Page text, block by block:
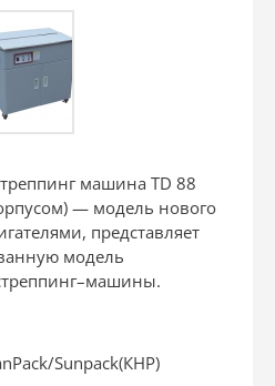
машина TD 88
— модель нового
представляет
модель
Sunpack(КНР)